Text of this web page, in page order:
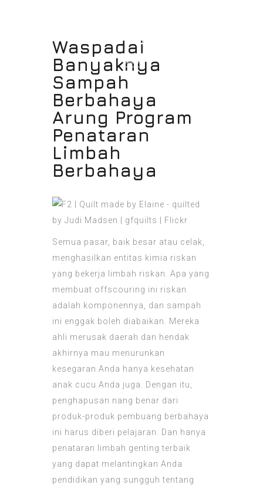
Waspadai
Banyaknya
Sampah
Berbahaya
Arung Program
Penataran
Limbah
Berbahaya
Semua pasar, baik besar atau celak,
menghasilkan entitas kimia riskan
yang bekerja limbah riskan. Apa yang
membuat offscouring ini riskan
adalah komponennya, dan sampah
ini enggak boleh diabaikan. Mereka
ahli merusak daerah dan hendak
akhirnya mau menurunkan
kesegaran Anda hanya kesehatan
anak cucu Anda juga. Dengan itu,
penghapusan nang benar dari
produk-produk pembuang berbahaya
ini harus diberi pelajaran. Dan hanya
penataran limbah genting terbaik
yang dapat melantingkan Anda
pendidikan yang sungguh tentang